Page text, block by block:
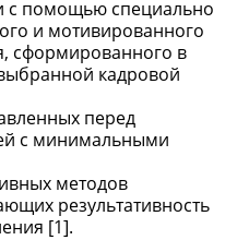
с помощью специально
и мотивированного
сформированного в
кадровой
перед
с минимальными
методов
результативность
[1].